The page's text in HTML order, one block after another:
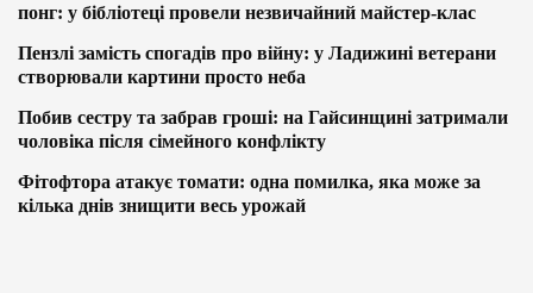
понг: у бібліотеці провели незвичайний майстер-клас
Пензлі замість спогадів про війну: у Ладижині ветерани
створювали картини просто неба
Побив сестру та забрав гроші: на Гайсинщині затримали
чоловіка після сімейного конфлікту
Фітофтора атакує томати: одна помилка, яка може за
кілька днів знищити весь урожай